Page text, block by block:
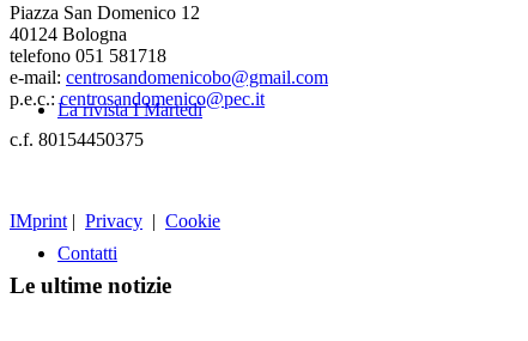
La rivista I Martedì
Contatti
Piazza San Domenico 12
40124 Bologna
telefono 051 581718
e-mail: centrosandomenicobo@gmail.com
p.e.c.:centrosandomenico@pec.it
c.f. 80154450375
IMprint | Privacy | Cookie
Le ultime notizie